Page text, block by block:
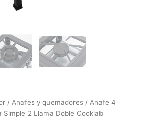
/ Anafes y quemadores / Anafe 4
Simple 2 Llama Doble Cooklab